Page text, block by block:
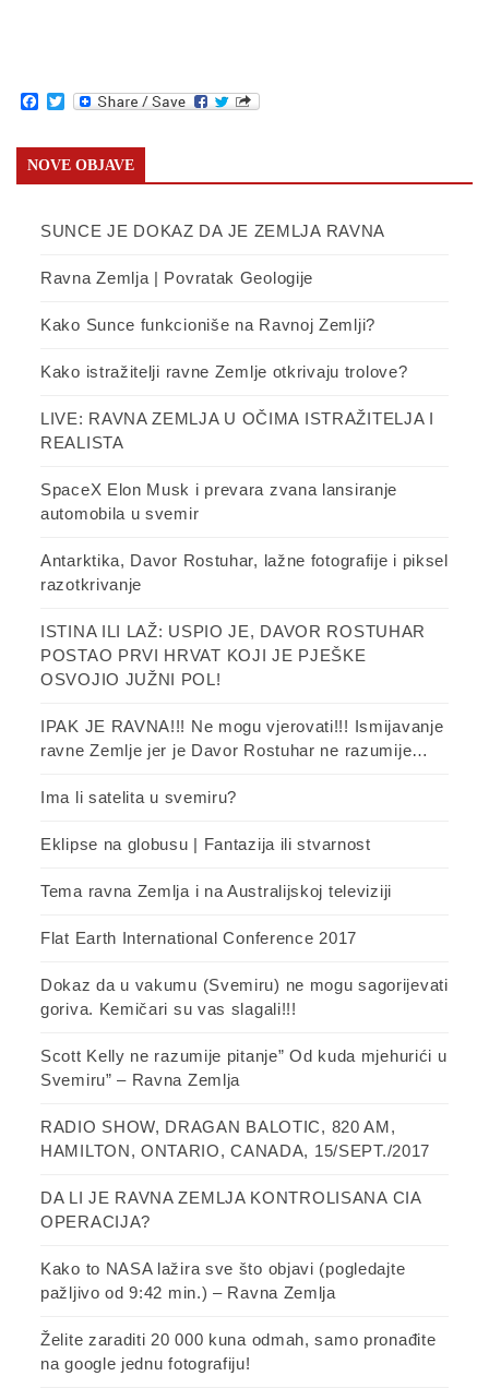
Facebook
Twitter
NOVE OBJAVE
SUNCE JE DOKAZ DA JE ZEMLJA RAVNA
Ravna Zemlja | Povratak Geologije
Kako Sunce funkcioniše na Ravnoj Zemlji?
Kako istražitelji ravne Zemlje otkrivaju trolove?
LIVE: RAVNA ZEMLJA U OČIMA ISTRAŽITELJA I
REALISTA
SpaceX Elon Musk i prevara zvana lansiranje
automobila u svemir
Antarktika, Davor Rostuhar, lažne fotografije i piksel
razotkrivanje
ISTINA ILI LAŽ: USPIO JE, DAVOR ROSTUHAR
POSTAO PRVI HRVAT KOJI JE PJEŠKE
OSVOJIO JUŽNI POL!
IPAK JE RAVNA!!! Ne mogu vjerovati!!! Ismijavanje
ravne Zemlje jer je Davor Rostuhar ne razumije…
Ima li satelita u svemiru?
Eklipse na globusu | Fantazija ili stvarnost
Tema ravna Zemlja i na Australijskoj televiziji
Flat Earth International Conference 2017
Dokaz da u vakumu (Svemiru) ne mogu sagorijevati
goriva. Kemičari su vas slagali!!!
Scott Kelly ne razumije pitanje” Od kuda mjehurići u
Svemiru” – Ravna Zemlja
RADIO SHOW, DRAGAN BALOTIC, 820 AM,
HAMILTON, ONTARIO, CANADA, 15/SEPT./2017
DA LI JE RAVNA ZEMLJA KONTROLISANA CIA
OPERACIJA?
Kako to NASA lažira sve što objavi (pogledajte
pažljivo od 9:42 min.) – Ravna Zemlja
Želite zaraditi 20 000 kuna odmah, samo pronađite
na google jednu fotografiju!